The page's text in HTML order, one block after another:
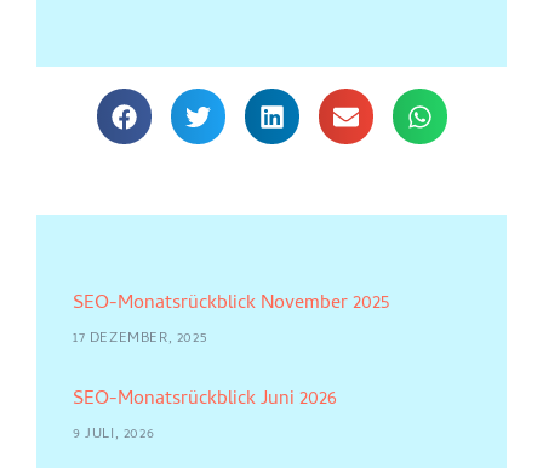
SEO-Monatsrückblick November 2025
17 DEZEMBER, 2025
SEO-Monatsrückblick Juni 2026
9 JULI, 2026